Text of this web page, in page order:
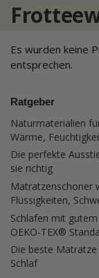
Es wurden keine
entsprechen.
Ratgeber
Naturmaterialien
Wärme,
Die perfekte
sie richtig
Matratzenschoner
Flüssigkeiten,
Schlafen mit
OEKO-TEX®
Die beste
Schlaf